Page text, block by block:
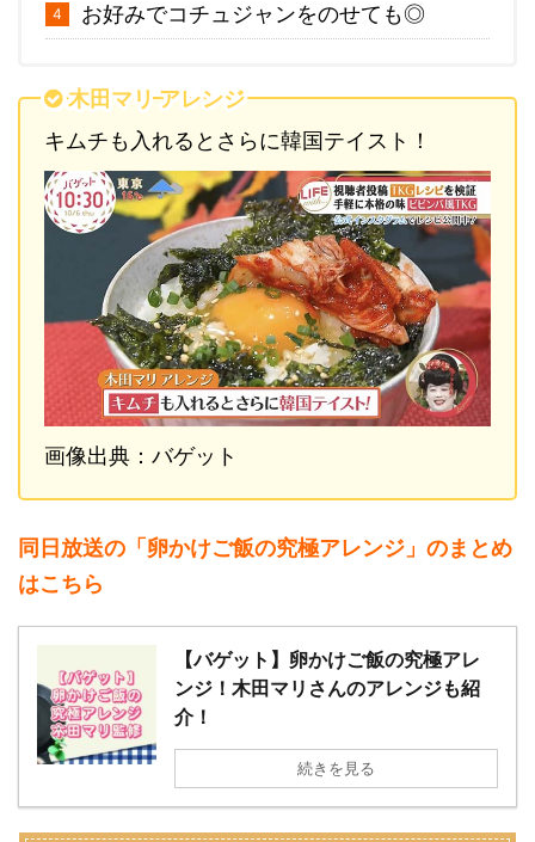
お好みでコチュジャンをのせても◎
木田マリ アレンジ
キムチも入れるとさらに韓国テイスト！
画像出典：バゲット
同日放送の「卵かけご飯の究極アレンジ」のまとめ
はこちら
【バゲット】卵かけご飯の究極アレ
ンジ！木田マリさんのアレンジも紹
介！
続きを見る